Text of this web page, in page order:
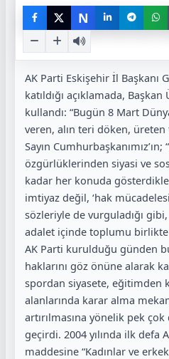
N
AK Parti Eskişehir İl Başkanı
katıldığı açıklamada,
kullandı: “Bugün 8 Mart
veren, alın teri döken, üreten
Sayın Cumhurbaşkanımız’ın;
özgürlüklerinden siyasi ve
kadar her konuda
imtiyaz değil, ‘hak
sözleriyle de vurguladığı
adalet içinde toplumu birlikte
AK Parti kurulduğu günden
haklarını göz önüne alarak
spordan siyasete, eğitimden
alanlarında karar alma
artırılmasına yönelik pek
geçirdi. 2004 yılında ilk defa
maddesine “Kadınlar ve